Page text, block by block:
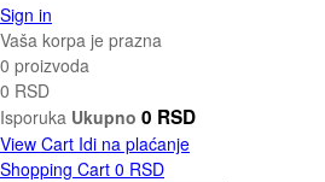
Sign in
Vaša korpa je prazna
0 proizvoda
0 RSD
Isporuka Ukupno 0 RSD
View Cart Idi na plaćanje
Shopping Cart 0 RSD